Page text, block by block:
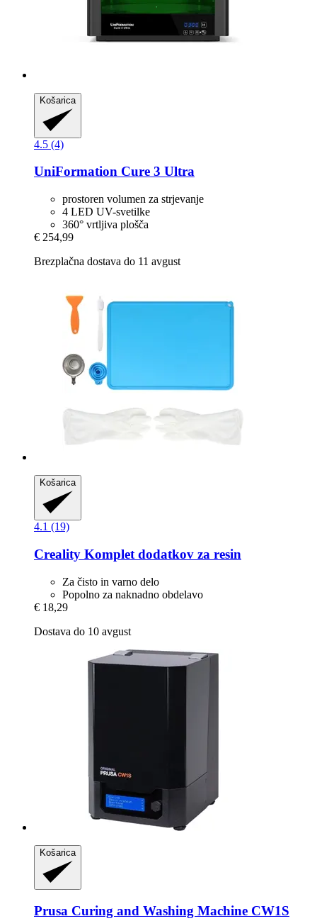
Košarica
4.5 (4)
UniFormation Cure 3 Ultra
prostoren volumen za strjevanje
4 LED UV-svetilke
360° vrtljiva plošča
€ 254,99
Brezplačna dostava do 11 avgust
Košarica
4.1 (19)
Creality Komplet dodatkov za resin
Za čisto in varno delo
Popolno za naknadno obdelavo
€ 18,29
Dostava do 10 avgust
Košarica
Prusa Curing and Washing Machine CW1S